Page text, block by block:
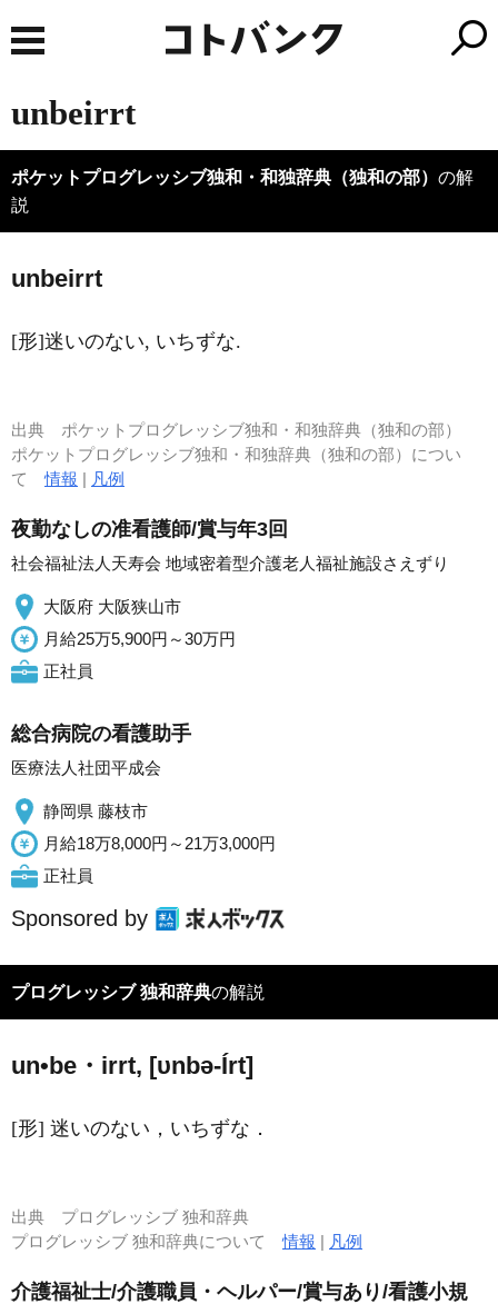
unbeirrt
ポケットプログレッシブ独和・和独辞典（独和の部） の解
説
unbeirrt
[形]迷いのない, いちずな.
出典 ポケットプログレッシブ独和・和独辞典（独和の部）
ポケットプログレッシブ独和・和独辞典（独和の部）につい
て情報 | 凡例
夜勤なしの准看護師/賞与年3回
社会福祉法人天寿会 地域密着型介護老人福祉施設さえずり
大阪府 大阪狭山市
月給25万5,900円～30万円
正社員
総合病院の看護助手
医療法人社団平成会
静岡県 藤枝市
月給18万8,000円～21万3,000円
正社員
Sponsored by
プログレッシブ 独和辞典の解説
un•be・irrt, [υnbə-Írt]
[形] 迷いのない，いちずな．
出典 プログレッシブ 独和辞典
プログレッシブ 独和辞典について情報 | 凡例
介護福祉士/介護職員・ヘルパー/賞与あり/看護小規